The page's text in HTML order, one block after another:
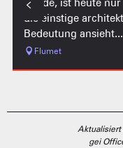
wurde, ist heute
die einstige
Bedeutung
Flumet
Aktualisiert
gei